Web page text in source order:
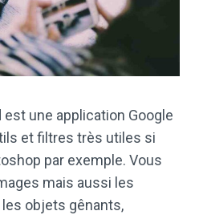
une application Google
et filtres très utiles si
par exemple. Vous
mais aussi les
objets gênants,